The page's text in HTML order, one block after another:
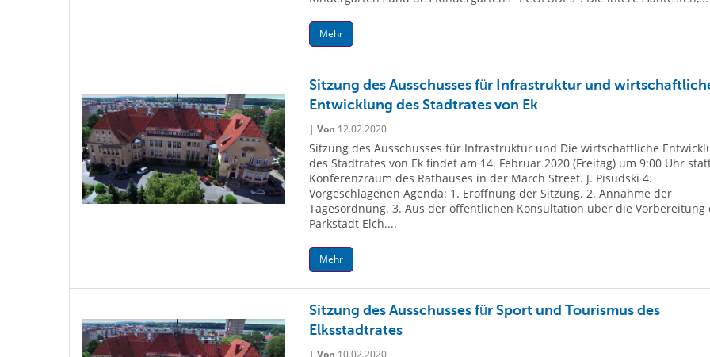
Mehr
Sitzung des Ausschusses für Infrastruktur und
Entwicklung des Stadtrates von Ek
| Von 12.02.2020
Sitzung des Ausschusses für Infrastruktur und Die wirtschaftliche
des Stadtrates von Ek findet am 14. Februar 2020 (Freitag) um 9:00 Uhr
Konferenzraum des Rathauses in der March Street. J. Pisudski 4.
Vorgeschlagenen Agenda: 1. Eröffnung der Sitzung. 2. Annahme der
Tagesordnung. 3. Aus der öffentlichen Konsultation über die Vorbereitung
Parkstadt Elch....
Mehr
Sitzung des Ausschusses für Sport und Tourismus des
Elksstadtrates
| Von 10.02.2020